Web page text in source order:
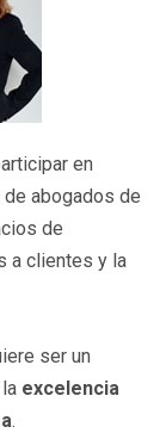
en
abogados de
de
a clientes y la
ser un
excelencia
.